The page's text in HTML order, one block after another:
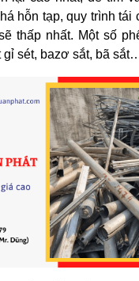
hỗn tạp, quy trình tái
thấp nhất. Một số
gỉ sét, bazơ sắt, bã